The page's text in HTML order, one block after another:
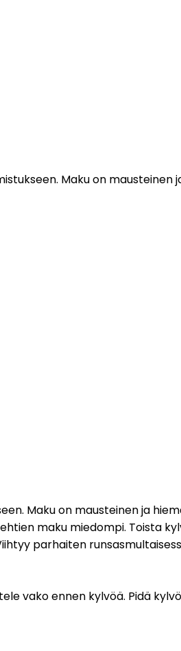
Maku on
Maku on mausteinen ja
maku miedompi. Toista
parhaiten
vako ennen kylvöä. Pidä